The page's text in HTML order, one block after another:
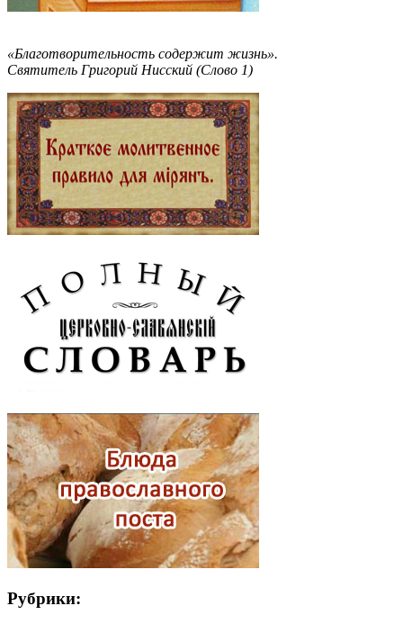
«Благотворительность содержит жизнь».
Святитель Григорий Нисский (Слово 1)
Рубрики: